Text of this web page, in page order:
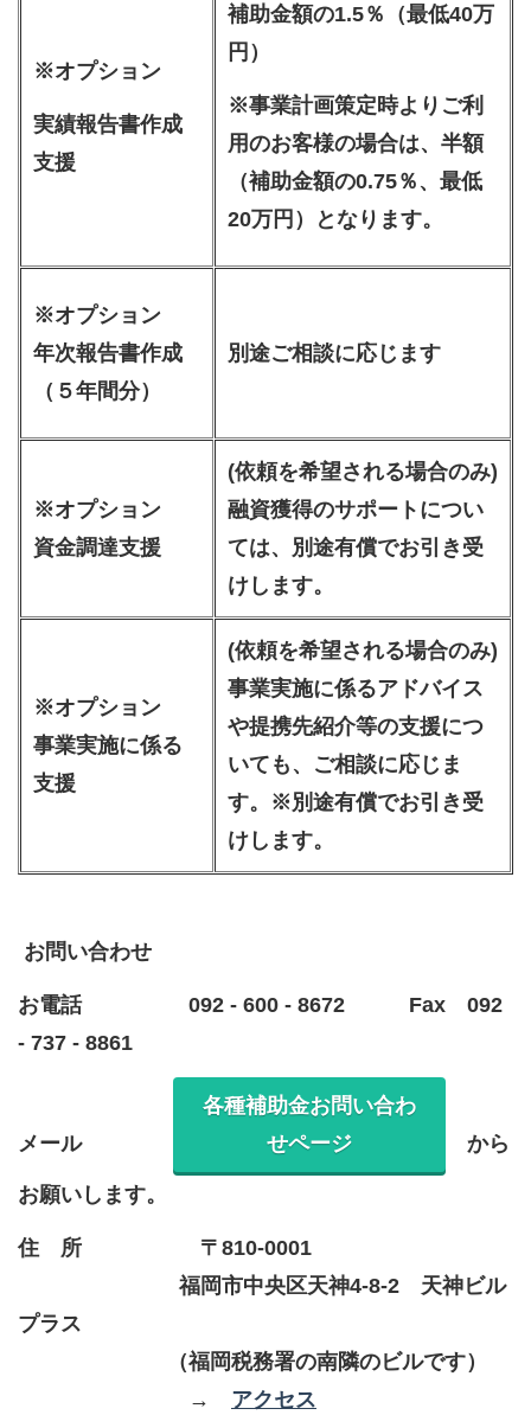
※オプション
実績報告書作成
支援
補助金額の1.5％（最低40万
円）
※事業計画策定時よりご利
用のお客様の場合は、半額
（補助金額の0.75％、最低
20万円）となります。
※オプション
年次報告書作成
（５年間分）
別途ご相談に応じます
※オプション
資金調達支援
(依頼を希望される場合のみ)
融資獲得のサポートについ
ては、別途有償でお引き受
けします。
※オプション
事業実施に係る
支援
(依頼を希望される場合のみ)
事業実施に係るアドバイス
や提携先紹介等の支援につ
いても、ご相談に応じま
す。※別途有償でお引き受
けします。
お問い合わせ
お電話 092 ‐ 600 ‐ 8672 Fax 092
- 737 - 8861
メール
各種補助金お問い合わ
せページ
から
お願いします。
住 所 〒810-0001
福岡市中央区天神4-8-2 天神ビル
プラス
（福岡税務署の南隣のビルです）
→ アクセス